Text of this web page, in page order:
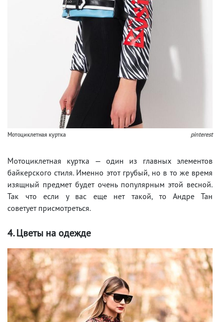
Мотоциклетная куртка pinterest
Мотоциклетная куртка — один из главных элементов
байкерского стиля. Именно этот грубый, но в то же время
изящный предмет будет очень популярным этой весной.
Так что если у вас еще нет такой, то Андре Тан
советует присмотреться.
4. Цветы на одежде